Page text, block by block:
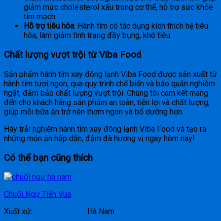
giảm mức cholesterol xấu trong cơ thể, hỗ trợ sức khỏe
tim mạch.
Hỗ trợ tiêu hóa: Hành tím có tác dụng kích thích hệ tiêu
hóa, làm giảm tình trạng đầy bụng, khó tiêu.
Chất lượng vượt trội từ Viba Food
Sản phẩm hành tím xay đông lạnh Viba Food được sản xuất từ
hành tím tươi ngon, qua quy trình chế biến và bảo quản nghiêm
ngặt, đảm bảo chất lượng vượt trội. Chúng tôi cam kết mang
đến cho khách hàng sản phẩm an toàn, tiện lợi và chất lượng,
giúp mỗi bữa ăn trở nên thơm ngon và bổ dưỡng hơn.
Hãy trải nghiệm hành tím xay đông lạnh Viba Food và tạo ra
những món ăn hấp dẫn, đậm đà hương vị ngay hôm nay!
Có thể bạn cũng thích
Chuối Ngự Tiến Vua
Xuất xứ: Hà Nam